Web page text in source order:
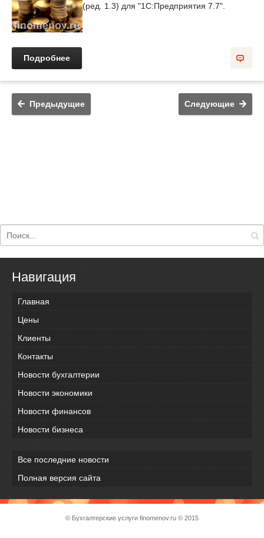
(ред. 1.3) для "1С:Предприятия 7.7".
Подробнее
Предыдущие Следующие
Навигация
Главная
Цены
Клиенты
Контакты
Новости бухгалтерии
Новости экономики
Новости финансов
Новости бизнеса
Все последние новости
Полная версия сайта
© Бухгалтерские услуги finomenov.ru © 2015